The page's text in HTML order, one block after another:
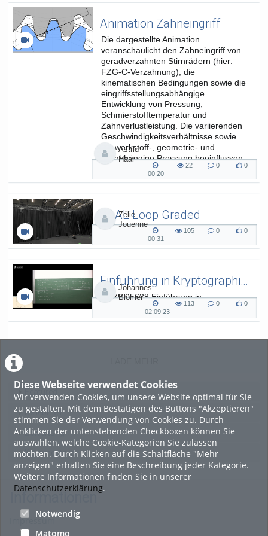
Diese Webseite verwendet Cookies
Wir verwenden Cookies, um unsere Website optimal für Sie
zu gestalten. Mit dem Bestätigen des Buttons "Akzeptieren"
stimmen Sie der Verwendung von Cookies zu. Durch
Anklicken der untenstehenden Checkboxen können Sie
auswählen, welche Cookie-Kategorien Sie zulassen
möchten. Durch Klicken auf die Schaltfläche "Mehr
anzeigen" erhalten Sie eine Beschreibung jeder Kategorie.
Weitere Informationen finden Sie in unserer
Datenschutzerklärung.
Notwendig
Matomo
a = Ambiente/Architektur) versteht sich als Forum für
zeitgenössische Kunst, das in erster Linie die Beziehungen
zwischen Kunst, Design und Architektur untersucht.
Tags:
silogespräche
Veranstaltungen,
Fakultät
für Kulturwissenschaften
Animation Zahneingriff
Die dargestellte Animation
veranschaulicht den Zahneingriff von
geradverzahnten Stirnrädern (hier:
FZG-C-Verzahnung), die
kinematischen Bedingungen sowie die
eingriffsstellungsabhängige
Entwicklung von Pressung,
Schmierstofftemperatur und
Zahnverlustleistung. Die variierenden
Geschwindigkeitsverhältnisse sowie
die werkstoff-, geometrie- und
lastabhängige Pressung beeinflussen
Astrid
Haar
00:20
00:20
22
views
0
Kommentare
0
likes
SAAL Loop Graded
SAAL Musikinformatik
Zélie
Jouenne
00:31
00:31
105
views
0
Kommentare
0
likes
Einführung in Kryptographie (in English) 15
L.079.05638 Einführung in
Kryptographie (in English) - SoSe 26
Johannes
Blömer
02:09:23
02:09:23
113
views
0
Kommentare
0
likes
Beliebtheit
Bewertung
Kommentare
Informationen
Impressum